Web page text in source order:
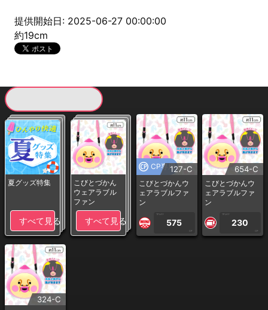
提供開始日: 2025-06-27 00:00:00
約19cm
夏グッズ特集
すべて見る
こびとづかん
ウェアラブル
ファン
すべて見る
CP専用127-C
こびとづかんウ
ェアラブルファ
ン
1PLAY
575
CP
654-C
こびとづかんウ
ェアラブルファ
ン
1PLAY
230
CP
324-C